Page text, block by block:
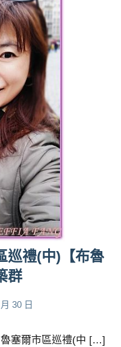
巡禮(中)【布魯
群
30 日
塞爾市區巡禮(中 […]